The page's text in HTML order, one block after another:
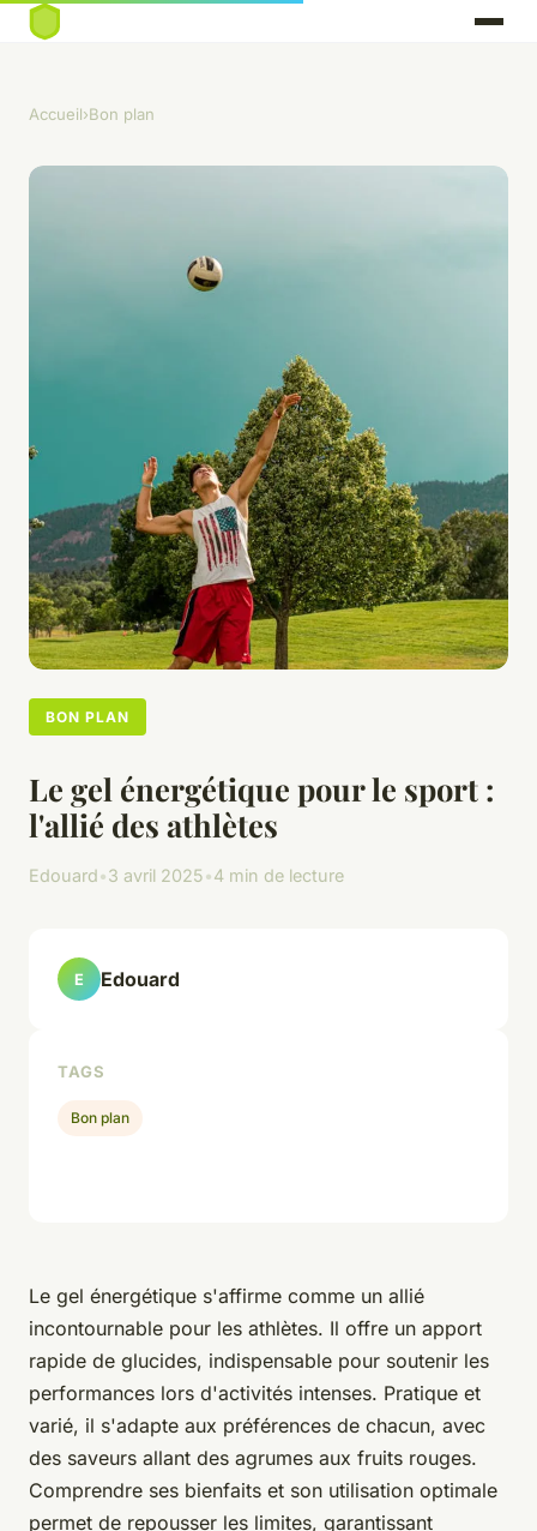
Accueil›Bon plan
BON PLAN
Le gel énergétique pour le sport :
l'allié des athlètes
Edouard•3 avril 2025•4 min de lecture
Le gel énergétique s'affirme comme un allié
incontournable pour les athlètes. Il offre un apport
rapide de glucides, indispensable pour soutenir les
performances lors d'activités intenses. Pratique et
varié, il s'adapte aux préférences de chacun, avec
des saveurs allant des agrumes aux fruits rouges.
Comprendre ses bienfaits et son utilisation optimale
permet de repousser les limites, garantissant
E Edouard
TAGS
Bon plan